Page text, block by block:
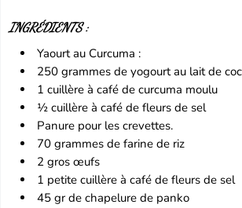
INGRÉDIENTS :
Yaourt au Curcuma :
250 grammes de yogourt au lait de
1 cuillère à café de curcuma moulu
½ cuillère à café de fleurs de sel
Panure pour les crevettes.
70 grammes de farine de riz
2 gros œufs
1 petite cuillère à café de fleurs de sel
45 gr de chapelure de panko